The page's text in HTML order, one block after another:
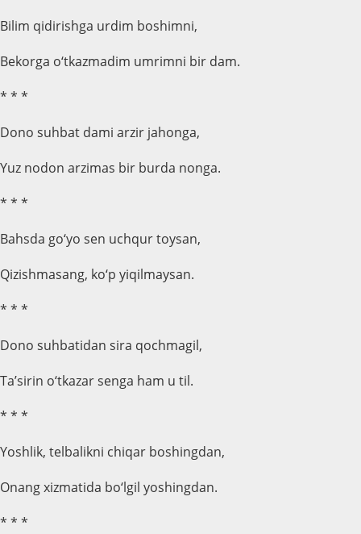
Bilim qidirishga urdim boshimni,
Bekorga o‘tkazmadim umrimni bir dam.
* * *
Dono suhbat dami arzir jahonga,
Yuz nodon arzimas bir burda nonga.
* * *
Bahsda go‘yo sen uchqur toysan,
Qizishmasang, ko‘p yiqilmaysan.
* * *
Dono suhbatidan sira qochmagil,
Ta’sirin o‘tkazar senga ham u til.
* * *
Yoshlik, telbalikni chiqar boshingdan,
Onang xizmatida bo‘lgil yoshingdan.
* * *